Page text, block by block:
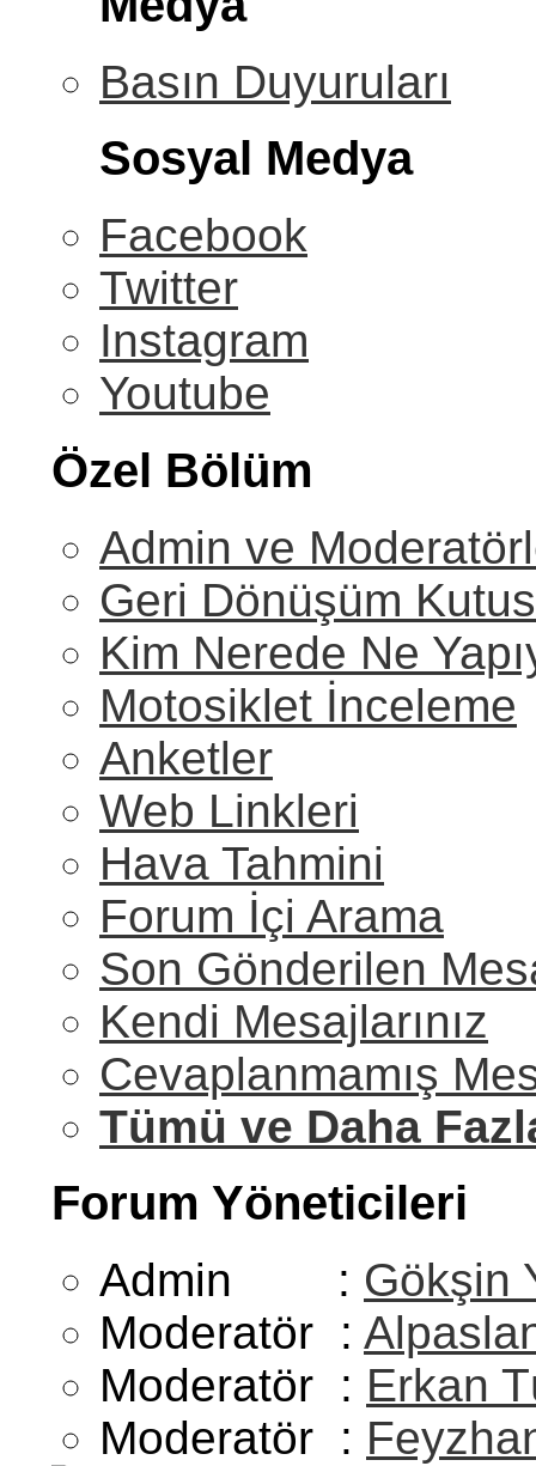
Basın Duyuruları
Sosyal Medya
Facebook
Twitter
Instagram
Youtube
Özel Bölüm
Admin ve
Geri Dönüşüm
Kim Nerede Ne
Motosiklet İnceleme
Anketler
Web Linkleri
Hava Tahmini
Forum İçi Arama
Son Gönderilen
Kendi Mesajlarınız
Cevaplanmamış
Tümü ve Daha
Forum Yöneticileri
Admin : Gökşin
Moderatör :
Moderatör : Erkan
Moderatör :